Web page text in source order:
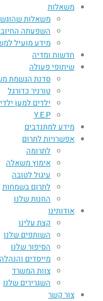
משאלות
משאלות
השפעתה
מידע מועיל
חדשות ומדיה
שיתופי פעולה
סדנת הגשמת
טורניר כדורגל
ילדים למען
Y.E.P
מידע למתנדבים
אפשרויות לתרום
לתרומה
אימוץ משאלה
עיגול לטובה
לתרום בשמחות
החנות שלנו
אודותינו
קצת עלינו
השותפים שלנו
הסיפור שלנו
מייסדים והנהלה
צוות המשרד
השגרירים שלנו
צור קשר